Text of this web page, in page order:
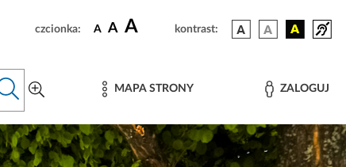
czcionka: A A A kontrast:
MAPA STRONY ZALOGUJ